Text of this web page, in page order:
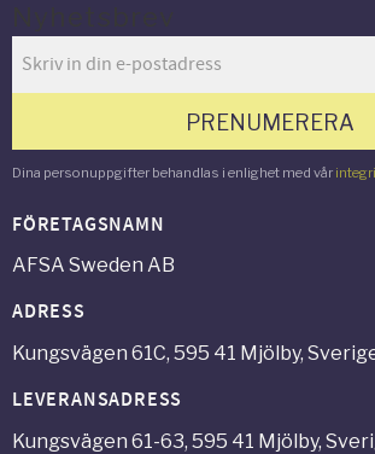
PRENUMERERA
Dina personuppgifter behandlas i enlighet med vår
FÖRETAGSNAMN
AFSA Sweden AB
ADRESS
Kungsvägen 61C, 595 41 Mjölby,
LEVERANSADRESS
Kungsvägen 61-63, 595 41 Mjölby,